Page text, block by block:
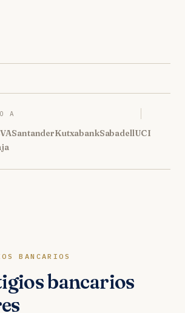
A
SantanderKutxabankSabadellUCI
BANCARIOS
bancarios